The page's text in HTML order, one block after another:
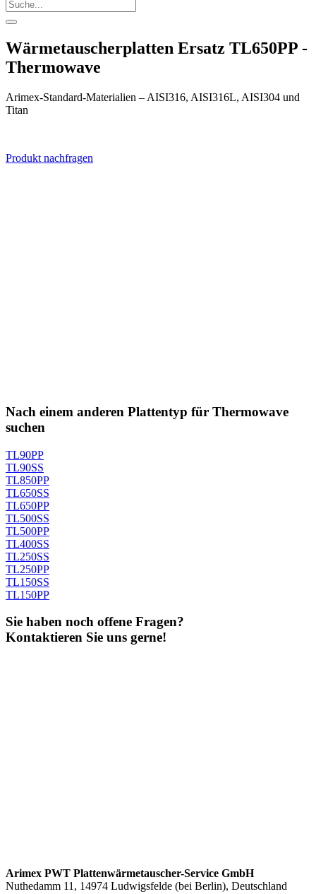
Wärmetauscherplatten Ersatz TL650PP -
Thermowave
Arimex-Standard-Materialien – AISI316, AISI316L, AISI304 und
Titan
Produkt nachfragen
Nach einem anderen Plattentyp für Thermowave
suchen
TL90PP
TL90SS
TL850PP
TL650SS
TL650PP
TL500SS
TL500PP
TL400SS
TL250SS
TL250PP
TL150SS
TL150PP
Sie haben noch offene Fragen?
Kontaktieren Sie uns gerne!
Arimex PWT Plattenwärmetauscher-Service GmbH
Nuthedamm 11, 14974 Ludwigsfelde (bei Berlin), Deutschland